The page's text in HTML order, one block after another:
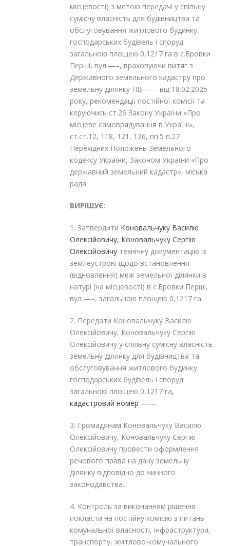
місцевості) з метою передачі у спільну
сумісну власність для будівництва та
обслуговування житлового будинку,
господарських будівель і споруд
загальною площею 0,1217 га в с.Бровки
Перші, вул.—–, враховуючи витяг з
Державного земельного кадастру про
земельну ділянку НВ—— від 18.02.2025
року, рекомендації постійної комісії та
керуючись ст.26 Закону України «Про
місцеве самоврядування в Україні»,
ст.ст.12, 118, 121, 126, пп.5 п.27
Перехідних Положень Земельного
кодексу України, Законом України «Про
державний земельний кадастр», міська
рада
ВИРІШУЄ:
1. Затвердити Коновальчуку Василю
Олексійовичу, Коновальчуку Сергію
Олексійовичу технічну документацію із
землеустрою щодо встановлення
(відновлення) меж земельної ділянки в
натурі (на місцевості) в с.Бровки Перші,
вул.—–, загальною площею 0,1217 га.
2. Передати Коновальчуку Василю
Олексійовичу, Коновальчуку Сергію
Олексійовичу у спільну сумісну власність
земельну ділянку для будівництва та
обслуговування житлового будинку,
господарських будівель і споруд
загальною площею 0,1217 га,
кадастровий номер ——.
3. Громадянам Коновальчуку Василю
Олексійовичу, Коновальчуку Сергію
Олексійовичу провести оформлення
речового права на дану земельну
ділянку відповідно до чинного
законодавства.
4. Контроль за виконанням рішення
покласти на постійну комісію з питань
комунальної власності, інфраструктури,
транспорту, житлово-комунального